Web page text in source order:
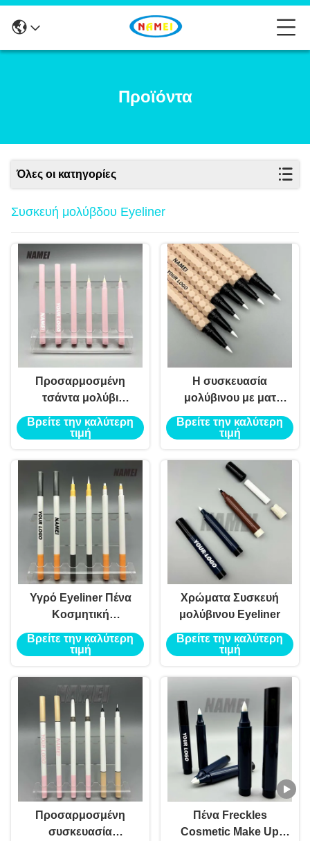
Προϊόντα
Όλες οι κατηγορίες
Συσκευή μολύβδου Eyeliner
Προσαρμοσμένη
τσάντα μολύβι
Eyeliner
Βρείτε την καλύτερη
τιμή
Η συσκευασία
μολύβινου με ματ
στιγματισμό
Βρείτε την καλύτερη
τιμή
Υγρό Eyeliner Πένα
Κοσμητική
συσκευασία
Βρείτε την καλύτερη
τιμή
Χρώματα Συσκευή
μολύβινου Eyeliner
Βρείτε την καλύτερη
τιμή
Προσαρμοσμένη
συσκευασία
Πένα Freckles
Cosmetic Make Up